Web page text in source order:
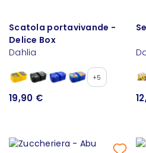
Scatola portavivande -
Delice Box
Dahlia
+5
19,90 €